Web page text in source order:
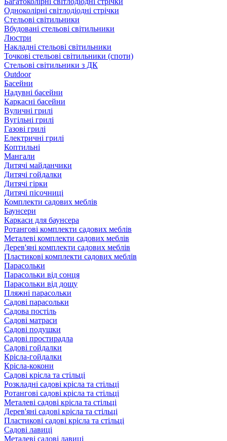
Одноколірні світлодіодні стрічки
Стельові світильники
Вбудовані стельові світильники
Люстри
Накладні стельові світильники
Точкові стельові світильники (споти)
Стельові світильники з ДК
Outdoor
Басейни
Надувні басейни
Каркасні басейни
Вуличні грилі
Вугільні грилі
Газові грилі
Електричні грилі
Коптильні
Мангали
Дитячі майданчики
Дитячі гойдалки
Дитячі гірки
Дитячі пісочниці
Комплекти садових меблів
Баунсери
Каркаси для баунсера
Ротангові комплекти садових меблів
Металеві комплекти садових меблів
Дерев'яні комплекти садових меблів
Пластикові комплекти садових меблів
Парасольки
Парасольки від сонця
Парасольки від дощу
Пляжні парасольки
Садові парасольки
Садова постіль
Садові матраси
Садові подушки
Садові простирадла
Садові гойдалки
Крісла-гойдалки
Крісла-кокони
Садові крісла та стільці
Розкладні садові крісла та стільці
Ротангові садові крісла та стільці
Металеві садові крісла та стільці
Дерев'яні садові крісла та стільці
Пластикові садові крісла та стільці
Садові лавиці
Металеві садові лавиці